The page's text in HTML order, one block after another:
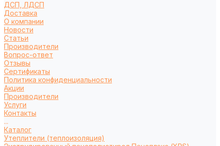
ДСП, ЛДСП
Доставка
О компании
Новости
Статьи
Производители
Вопрос-ответ
Отзывы
Сертификаты
Политика конфиденциальности
Акции
Производители
Услуги
Контакты
...
Каталог
Утеплители (теплоизоляция)